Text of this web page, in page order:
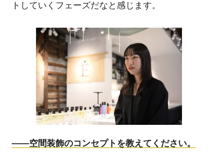
トしていくフェーズだなと感じます。
――空間装飾のコンセプトを教えてください。